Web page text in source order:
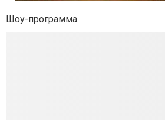
Шоу-программа.